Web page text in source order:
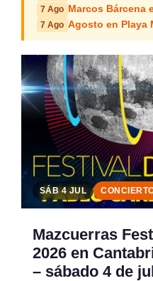
7 Ago Marcos Bárcena
7 Ago Agosto en Playa
SÁB 4 JUL
Mazcuerras
2026 en
– sábado 4 de